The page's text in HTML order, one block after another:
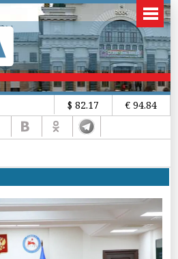
$ 82.17 € 94.84